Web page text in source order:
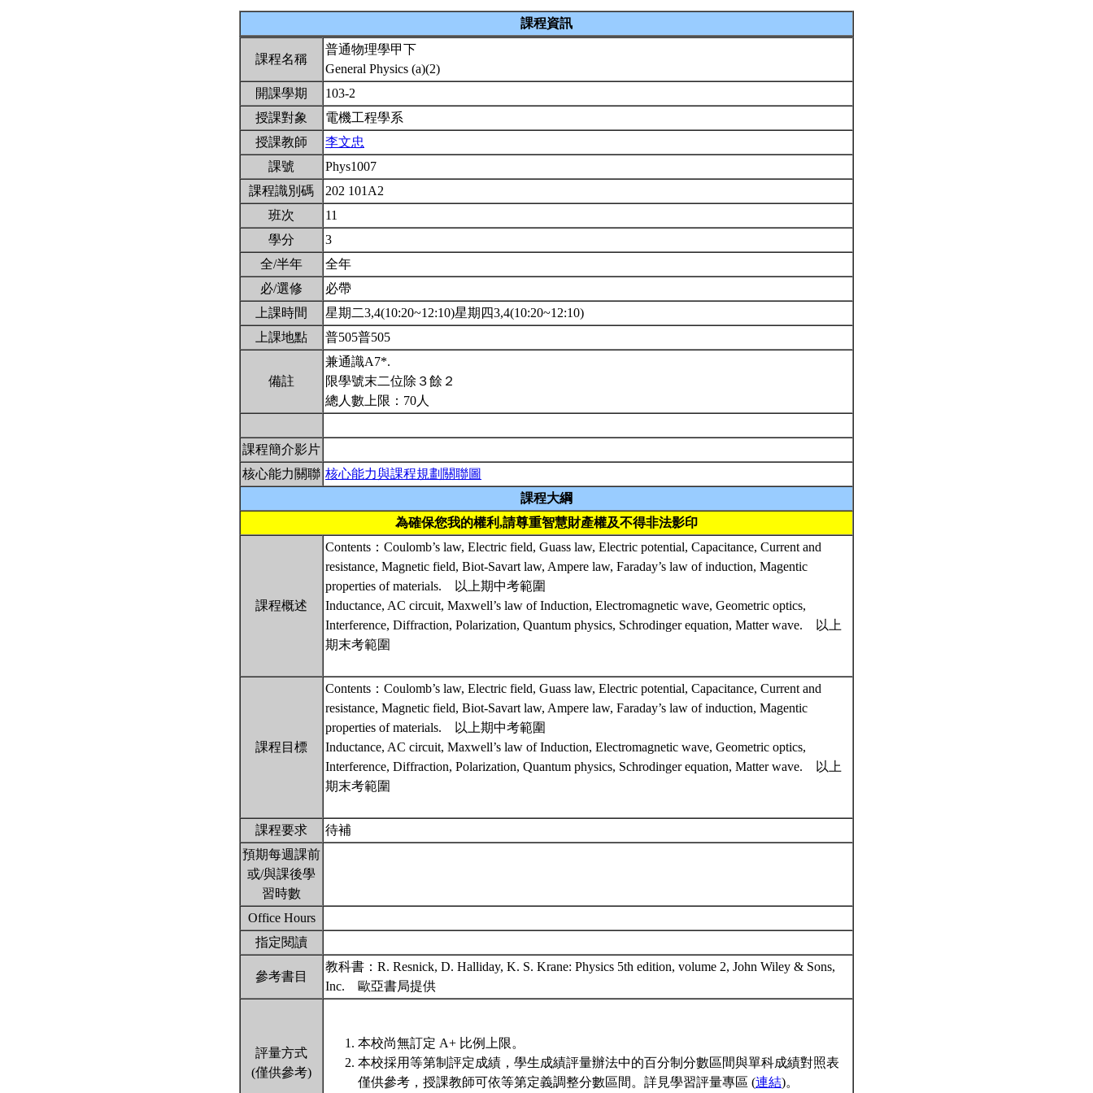
課程資訊
課程名稱
普通物理學甲下
General Physics (a)(2)
開課學期
103-2
授課對象
電機工程學系
授課教師
李文忠
課號
Phys1007
課程識別碼
202 101A2
班次
11
學分
3
全/半年
全年
必/選修
必帶
上課時間
星期二3,4(10:20~12:10)星期四3,4(10:20~12:10)
上課地點
普505普505
備註
兼通識A7*.
限學號末二位除３餘２
總人數上限：70人
課程簡介影片
核心能力關聯 核心能力與課程規劃關聯圖
課程大綱
為確保您我的權利,請尊重智慧財產權及不得非法影印
課程概述
Contents：Coulomb’s law, Electric field, Guass law, Electric potential, Capacitance, Current and
resistance, Magnetic field, Biot-Savart law, Ampere law, Faraday’s law of induction, Magentic
properties of materials. 以上期中考範圍
Inductance, AC circuit, Maxwell’s law of Induction, Electromagnetic wave, Geometric optics,
Interference, Diffraction, Polarization, Quantum physics, Schrodinger equation, Matter wave. 以上
期末考範圍
課程目標
Contents：Coulomb’s law, Electric field, Guass law, Electric potential, Capacitance, Current and
resistance, Magnetic field, Biot-Savart law, Ampere law, Faraday’s law of induction, Magentic
properties of materials. 以上期中考範圍
Inductance, AC circuit, Maxwell’s law of Induction, Electromagnetic wave, Geometric optics,
Interference, Diffraction, Polarization, Quantum physics, Schrodinger equation, Matter wave. 以上
期末考範圍
課程要求
待補
預期每週課前
或/與課後學
習時數
Office Hours
指定閱讀
參考書目
教科書：R. Resnick, D. Halliday, K. S. Krane: Physics 5th edition, volume 2, John Wiley & Sons,
Inc. 歐亞書局提供
評量方式
(僅供參考)
本校尚無訂定 A+ 比例上限。
本校採用等第制評定成績，學生成績評量辦法中的百分制分數區間與單科成績對照表
僅供參考，授課教師可依等第定義調整分數區間。詳見學習評量專區 (連結)。